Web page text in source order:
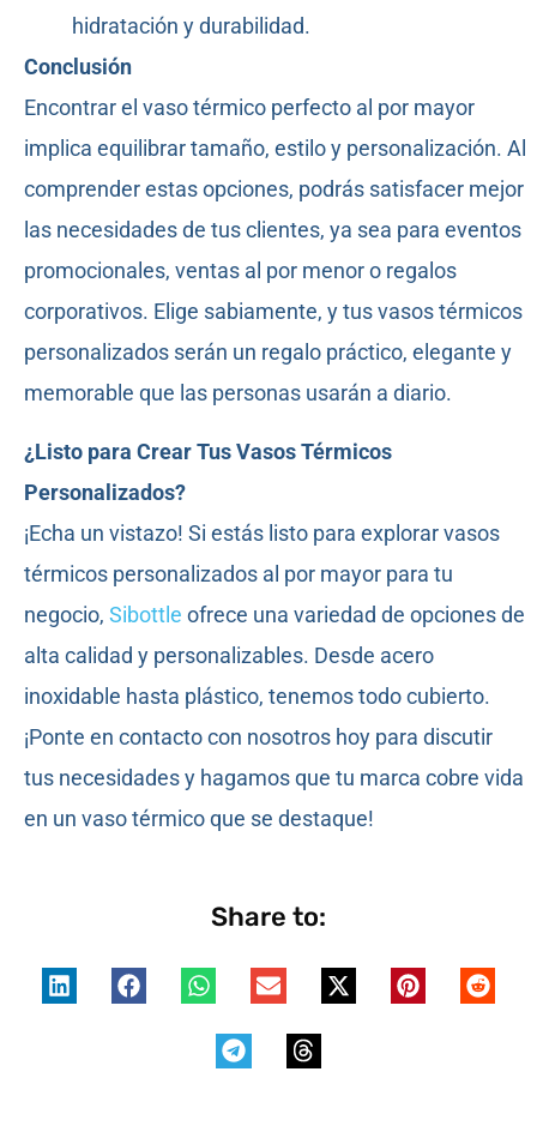
hidratación y durabilidad.
Conclusión
Encontrar el vaso térmico perfecto al por mayor
implica equilibrar tamaño, estilo y personalización. Al
comprender estas opciones, podrás satisfacer mejor
las necesidades de tus clientes, ya sea para eventos
promocionales, ventas al por menor o regalos
corporativos. Elige sabiamente, y tus vasos térmicos
personalizados serán un regalo práctico, elegante y
memorable que las personas usarán a diario.
¿Listo para Crear Tus Vasos Térmicos
Personalizados?
¡Echa un vistazo! Si estás listo para explorar vasos
térmicos personalizados al por mayor para tu
negocio, Sibottle ofrece una variedad de opciones de
alta calidad y personalizables. Desde acero
inoxidable hasta plástico, tenemos todo cubierto.
¡Ponte en contacto con nosotros hoy para discutir
tus necesidades y hagamos que tu marca cobre vida
en un vaso térmico que se destaque!
Share to: